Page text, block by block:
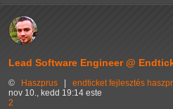
Lead Software Engineer @
© Haszprus endticket fejlesztés
nov 10., kedd 19:14 este
2